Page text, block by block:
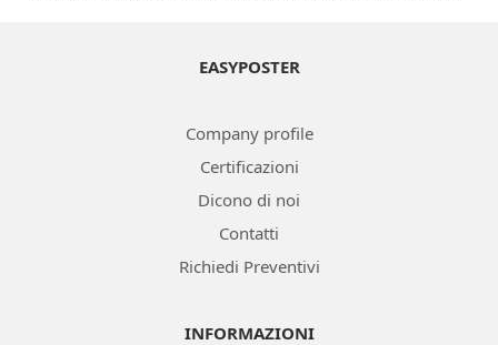
EASYPOSTER
Company profile
Certificazioni
Dicono di noi
Contatti
Richiedi Preventivi
INFORMAZIONI